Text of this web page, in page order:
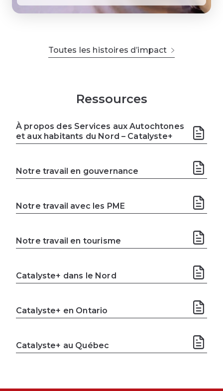
Toutes les histoires d’impact
Ressources
À propos des Services aux Autochtones
et aux habitants du Nord – Catalyste+
Notre travail en gouvernance
Notre travail avec les PME
Notre travail en tourisme
Catalyste+ dans le Nord
Catalyste+ en Ontario
Catalyste+ au Québec